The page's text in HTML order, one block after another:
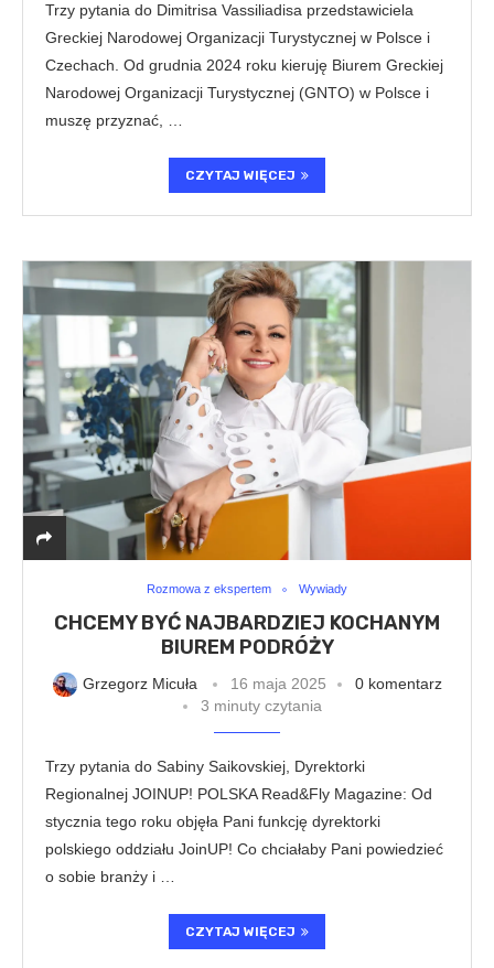
Trzy pytania do Dimitrisa Vassiliadisa przedstawiciela
Greckiej Narodowej Organizacji Turystycznej w Polsce i
Czechach. Od grudnia 2024 roku kieruję Biurem Greckiej
Narodowej Organizacji Turystycznej (GNTO) w Polsce i
muszę przyznać, …
CZYTAJ WIĘCEJ
Rozmowa z ekspertem Wywiady
CHCEMY BYĆ NAJBARDZIEJ KOCHANYM
BIUREM PODRÓŻY
Grzegorz Micuła 16 maja 2025
0 komentarz
3 minuty czytania
Trzy pytania do Sabiny Saikovskiej, Dyrektorki
Regionalnej JOINUP! POLSKA Read&Fly Magazine: Od
stycznia tego roku objęła Pani funkcję dyrektorki
polskiego oddziału JoinUP! Co chciałaby Pani powiedzieć
o sobie branży i …
CZYTAJ WIĘCEJ